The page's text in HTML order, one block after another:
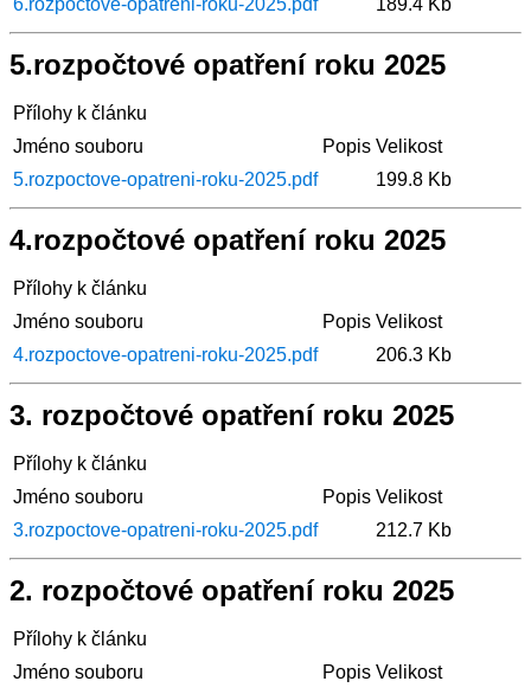
6.rozpoctove-opatreni-roku-2025.pdf
189.4 Kb
5.rozpočtové opatření roku 2025
Přílohy k článku
Jméno souboru
Popis Velikost
5.rozpoctove-opatreni-roku-2025.pdf
199.8 Kb
4.rozpočtové opatření roku 2025
Přílohy k článku
Jméno souboru
Popis Velikost
4.rozpoctove-opatreni-roku-2025.pdf
206.3 Kb
3. rozpočtové opatření roku 2025
Přílohy k článku
Jméno souboru
Popis Velikost
3.rozpoctove-opatreni-roku-2025.pdf
212.7 Kb
2. rozpočtové opatření roku 2025
Přílohy k článku
Jméno souboru
Popis Velikost